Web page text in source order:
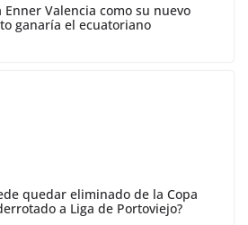
Enner Valencia como su nuevo
ganaría el ecuatoriano
quedar eliminado de la Copa
a Liga de Portoviejo?